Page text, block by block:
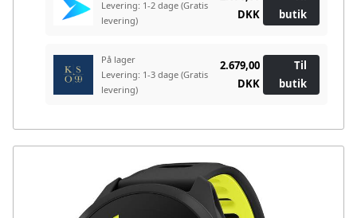
Levering: 1-2 dage (Gratis
levering)
DKK
butik
På lager
Levering: 1-3 dage (Gratis
levering)
2.679,00
DKK
Til
butik